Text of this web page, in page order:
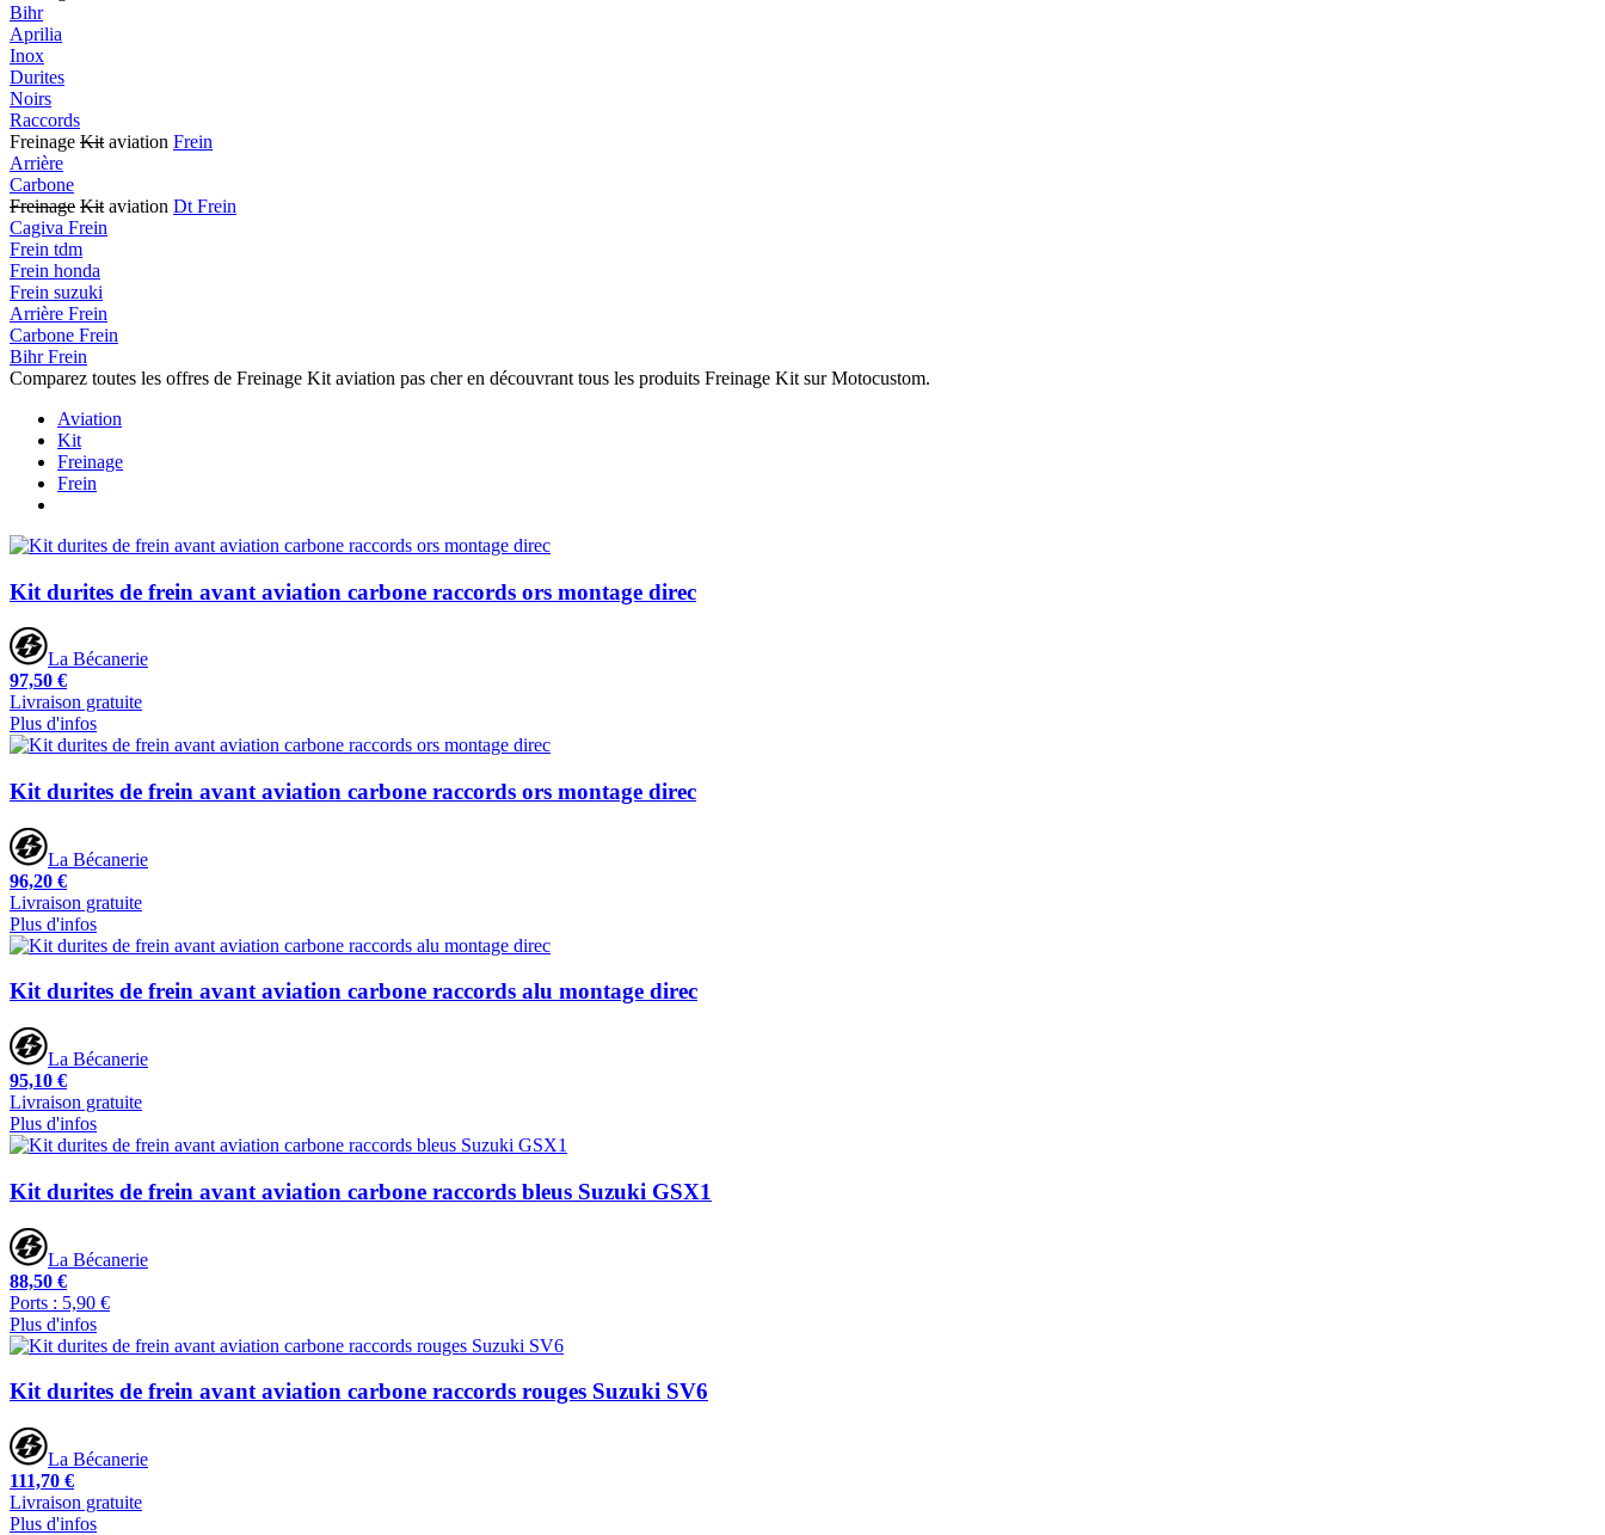
Bihr
Aprilia
Inox
Durites
Noirs
Raccords
Freinage Kit aviation Frein
Arrière
Carbone
Freinage Kit aviation Dt Frein
Cagiva Frein
Frein tdm
Frein honda
Frein suzuki
Arrière Frein
Carbone Frein
Bihr Frein
Comparez toutes les offres de Freinage Kit aviation pas cher en découvrant tous les produits Freinage Kit sur Motocustom.
Aviation
Kit
Freinage
Frein
Kit durites de frein avant aviation carbone raccords ors montage direc
La Bécanerie
97,50 €
Livraison gratuite
Plus d'infos
Kit durites de frein avant aviation carbone raccords ors montage direc
La Bécanerie
96,20 €
Livraison gratuite
Plus d'infos
Kit durites de frein avant aviation carbone raccords alu montage direc
La Bécanerie
95,10 €
Livraison gratuite
Plus d'infos
Kit durites de frein avant aviation carbone raccords bleus Suzuki GSX1
La Bécanerie
88,50 €
Ports : 5,90 €
Plus d'infos
Kit durites de frein avant aviation carbone raccords rouges Suzuki SV6
La Bécanerie
111,70 €
Livraison gratuite
Plus d'infos